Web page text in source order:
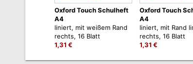
Oxford Touch Schulheft
A4
liniert, mit weißem Rand
rechts, 16 Blatt
1,31 €
Oxford Touch
A4
liniert, mit Rand
rechts, 16 Blatt
1,31 €